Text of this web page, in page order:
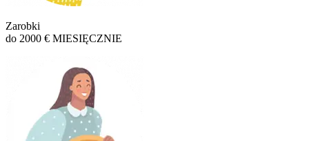
Zarobki
do 2000 € MIESIĘCZNIE